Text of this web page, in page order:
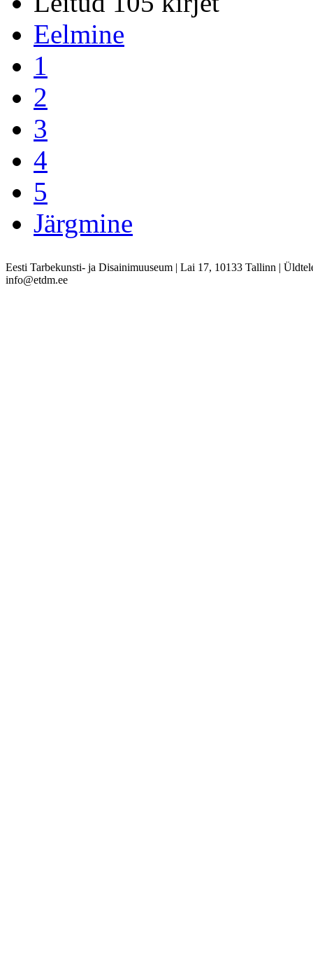
Eelmine
1
2
3
4
5
Järgmine
Eesti Tarbekunsti- ja Disainimuuseum | Lai 17, 10133 Tallinn |
info@etdm.ee